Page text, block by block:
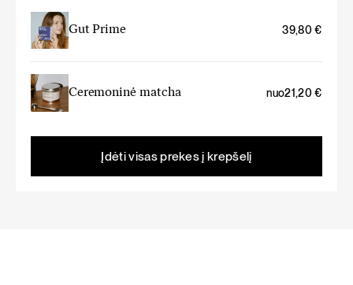
Gut Prime 39,80€
Ceremoninė matcha nuo21,20€
Įdėti visas prekes į krepšelį